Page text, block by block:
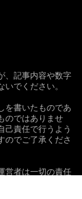
、記事内容や数字
でください。
を書いたものであ
のではありませ
己責任で行うよう
のでご了承くださ
営者は一切の責任